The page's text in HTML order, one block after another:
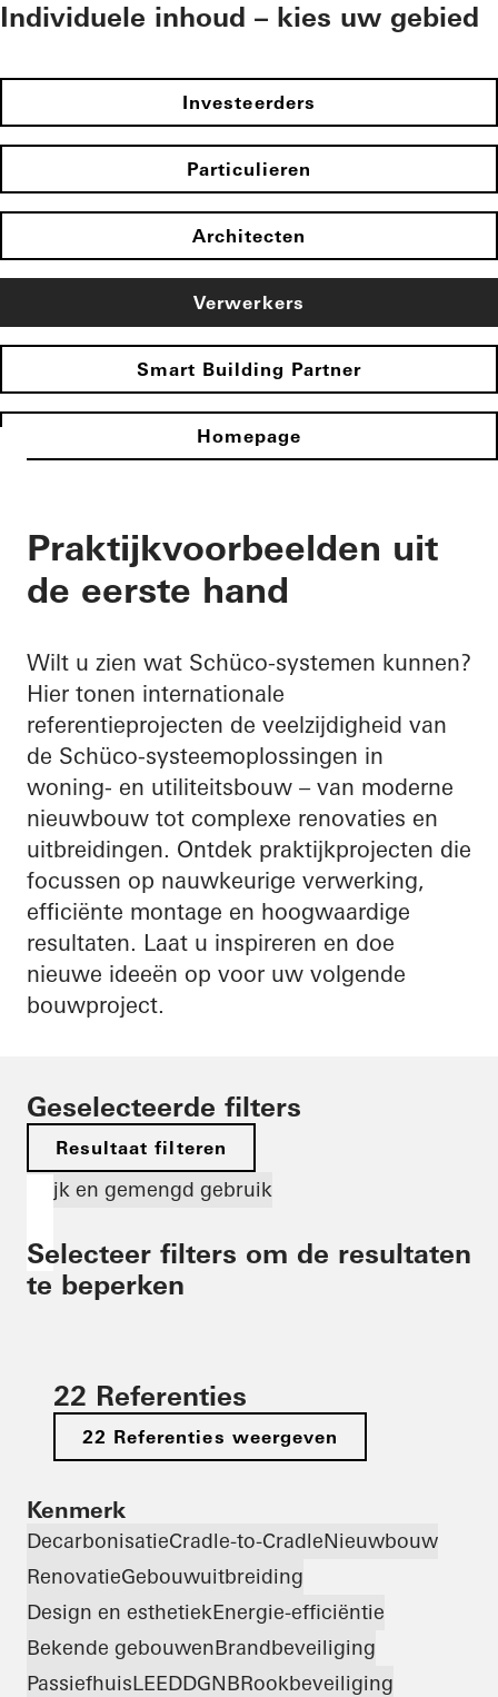
Individuele inhoud – kies uw gebied
Investeerders
Particulieren
Architecten
Verwerkers
Smart Building Partner
Homepage
Praktijkvoorbeelden uit
de eerste hand
Wilt u zien wat Schüco-systemen kunnen?
Hier tonen internationale
referentieprojecten de veelzijdigheid van
de Schüco-systeemoplossingen in
woning- en utiliteitsbouw – van moderne
nieuwbouw tot complexe renovaties en
uitbreidingen. Ontdek praktijkprojecten die
focussen op nauwkeurige verwerking,
efficiënte montage en hoogwaardige
resultaten. Laat u inspireren en doe
nieuwe ideeën op voor uw volgende
bouwproject.
Geselecteerde filters
Resultaat filteren
Wijk en gemengd gebruik
Selecteer filters om de resultaten
te beperken
22 Referenties
22 Referenties weergeven
Kenmerk
DecarbonisatieCradle-to-CradleNieuwbouw
RenovatieGebouwuitbreiding
Design en esthetiekEnergie-efficiëntie
Bekende gebouwenBrandbeveiliging
PassiefhuisLEEDDGNBRookbeveiliging